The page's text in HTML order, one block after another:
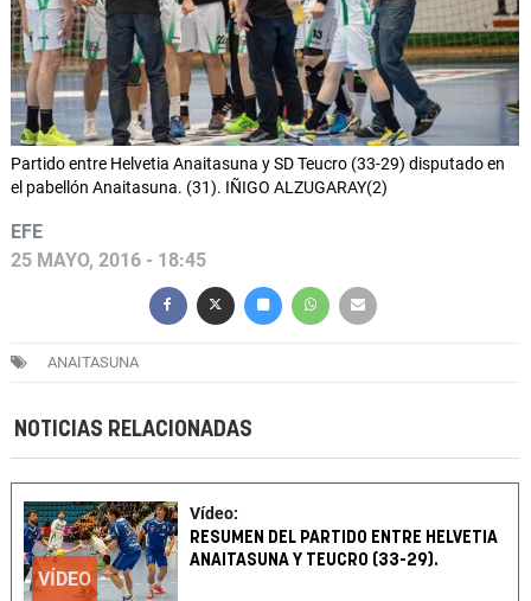
Partido entre Helvetia Anaitasuna y SD Teucro (33-29) disputado en
el pabellón Anaitasuna. (31). IÑIGO ALZUGARAY(2)
EFE
25 MAYO, 2016 - 18:45
ANAITASUNA
NOTICIAS RELACIONADAS
VÍDEO
Vídeo:
RESUMEN DEL PARTIDO ENTRE HELVETIA
ANAITASUNA Y TEUCRO (33-29).